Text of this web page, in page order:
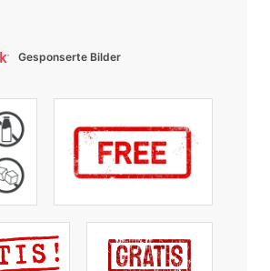
Gesponserte Bilder